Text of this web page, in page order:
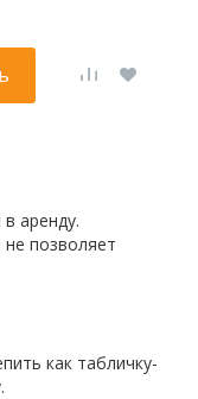
аренду.
позволяет
как табличку-